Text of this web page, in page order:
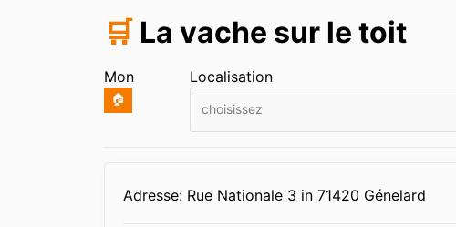
🛒 La vache sur le toit
Mon
🏠
Localisation
choisissez
Adresse: Rue Nationale 3 in 71420 Génelard